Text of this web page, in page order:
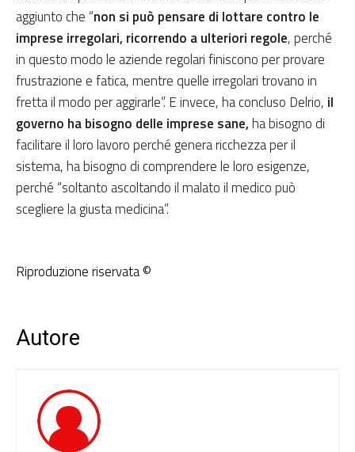
aggiunto che “non si può pensare di lottare contro le
imprese irregolari, ricorrendo a ulteriori regole, perché
in questo modo le aziende regolari finiscono per provare
frustrazione e fatica, mentre quelle irregolari trovano in
fretta il modo per aggirarle”. E invece, ha concluso Delrio, il
governo ha bisogno delle imprese sane,ha bisogno di
facilitare il loro lavoro perché genera ricchezza per il
sistema, ha bisogno di comprendere le loro esigenze,
perché “soltanto ascoltando il malato il medico può
scegliere la giusta medicina”.
Riproduzione riservata ©
Autore